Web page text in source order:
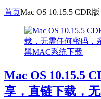
首页Mac OS 10.15.5 CDR
黑MAC系统下载
Mac OS 10.15.5
享，直链下载，